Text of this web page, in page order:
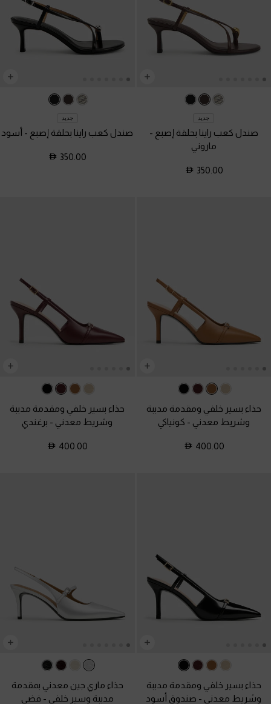
جديد
صندل كعب راينا بحلقة إصبع -
ماروني
350.00
جديد
صندل كعب راينا بحلقة إصبع - أسود
350.00
حذاء بسير خلفي ومقدمة مدببة
وشريط معدني - كونياكي
400.00
حذاء بسير خلفي ومقدمة مدببة
وشريط معدني - برغندي
400.00
حذاء بسير خلفي ومقدمة مدببة
وشريط معدني - صندوق أسود
حذاء ماري جين معدني بمقدمة
مدببة وسير خلفي - فضي